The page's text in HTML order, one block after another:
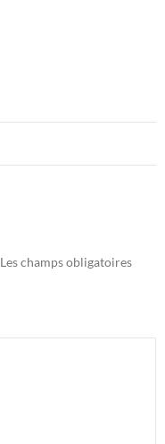
Les champs obligatoires